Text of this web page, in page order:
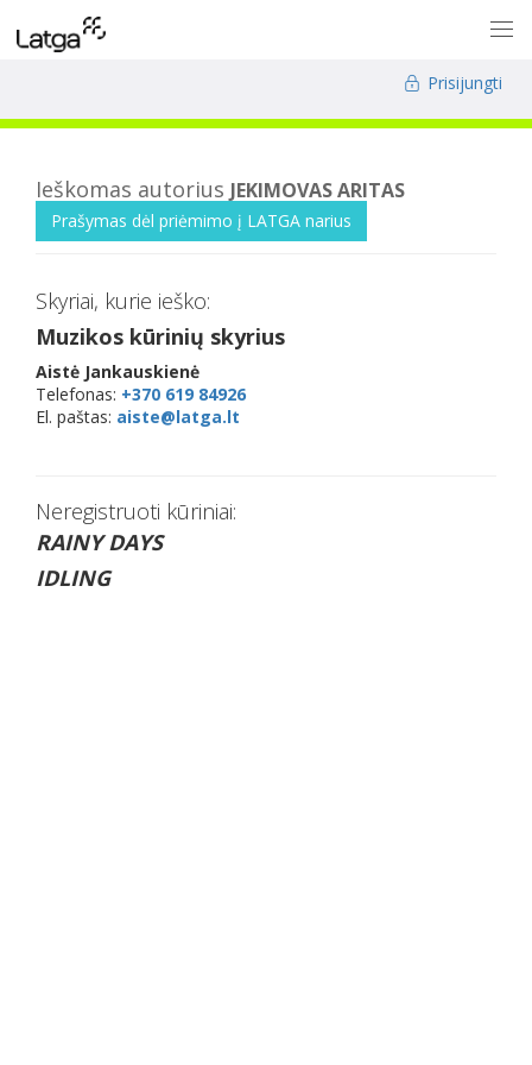
Prisijungti
Ieškomas autorius JEKIMOVAS ARITAS
Prašymas dėl priėmimo į LATGA narius
Skyriai, kurie ieško:
Muzikos kūrinių skyrius
Aistė Jankauskienė
Telefonas: +370 619 84926
El. paštas: aiste@latga.lt
Neregistruoti kūriniai:
RAINY DAYS
IDLING